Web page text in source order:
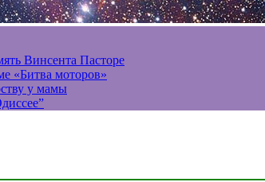
Винсента Пасторе
«Битва моторов»
у мамы